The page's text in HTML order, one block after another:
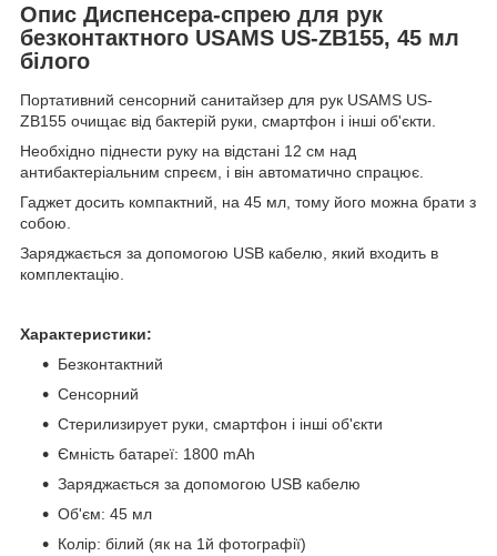
Опис Диспенсера-спрею для рук
безконтактного USAMS US-ZB155, 45 мл
білого
Портативний сенсорний санитайзер для рук USAMS US-
ZB155 очищає від бактерій руки, смартфон і інші об'єкти.
Необхідно піднести руку на відстані 12 см над
антибактеріальним спреєм, і він автоматично спрацює.
Гаджет досить компактний, на 45 мл, тому його можна брати з
собою.
Заряджається за допомогою USB кабелю, який входить в
комплектацію.
Характеристики:
Безконтактний
Сенсорний
Стерилизирует руки, смартфон і інші об'єкти
Ємність батареї: 1800 mAh
Заряджається за допомогою USB кабелю
Об'єм: 45 мл
Колір: білий (як на 1й фотографії)